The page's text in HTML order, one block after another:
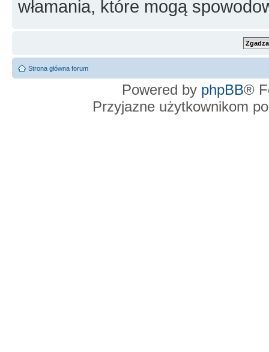
włamania, które mogą
Strona główna forum
Powered by phpBB®
Przyjazne użytkownikom